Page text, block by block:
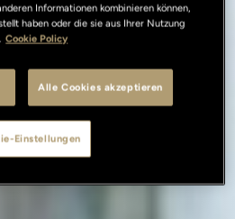
Informationen kombinieren können,
haben oder die sie aus Ihrer Nutzung
Cookie Policy
Alle Cookies akzeptieren
Einstellungen